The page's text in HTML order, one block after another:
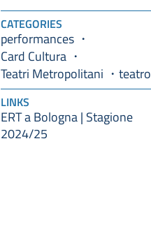
CATEGORIES
performances
Card Cultura
Teatri Metropolitani
teatro
LINKS
ERT a Bologna | Stagione
2024/25